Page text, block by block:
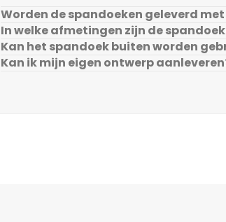
Worden de spandoeken geleverd
In welke afmetingen zijn de
Kan het spandoek buiten worden
Kan ik mijn eigen ontwerp